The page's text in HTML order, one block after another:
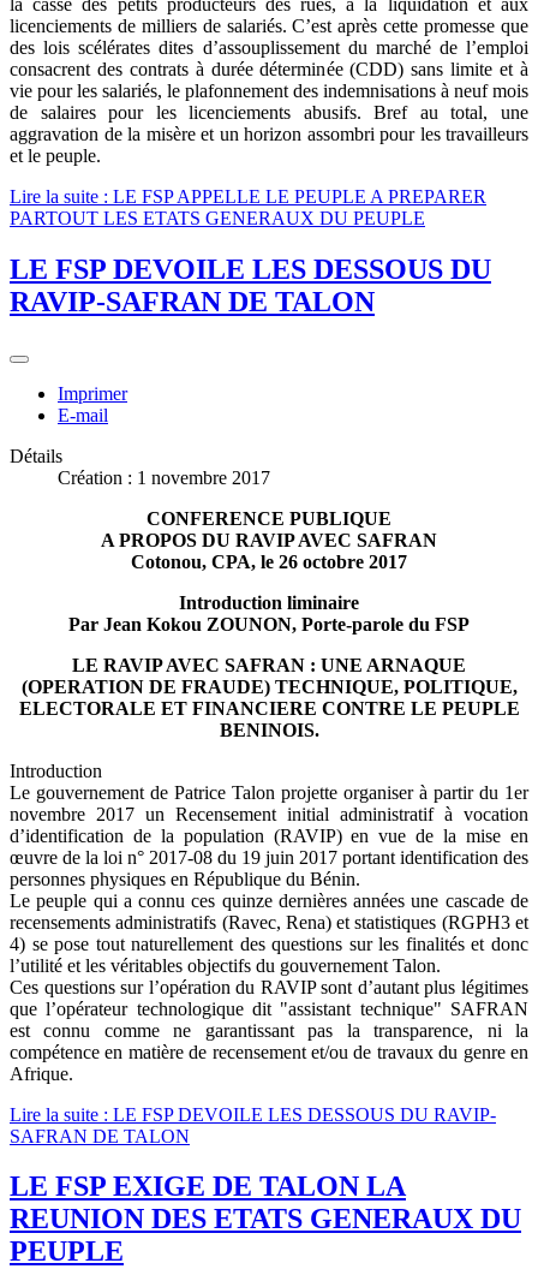
licenciements de milliers de salariés. C’est après cette promesse que
des lois scélérates dites d’assouplissement du marché de l’emploi
consacrent des contrats à durée déterminée (CDD) sans limite et à
vie pour les salariés, le plafonnement des indemnisations à neuf mois
de salaires pour les licenciements abusifs. Bref au total, une
aggravation de la misère et un horizon assombri pour les travailleurs
et le peuple.
Lire la suite : LE FSP APPELLE LE PEUPLE A PREPARER
PARTOUT LES ETATS GENERAUX DU PEUPLE
LE FSP DEVOILE LES DESSOUS DU
RAVIP-SAFRAN DE TALON
Imprimer
E-mail
Détails
Création : 1 novembre 2017
CONFERENCE PUBLIQUE
A PROPOS DU RAVIP AVEC SAFRAN
Cotonou, CPA, le 26 octobre 2017
Introduction liminaire
Par Jean Kokou ZOUNON, Porte-parole du FSP
LE RAVIP AVEC SAFRAN : UNE ARNAQUE
(OPERATION DE FRAUDE) TECHNIQUE, POLITIQUE,
ELECTORALE ET FINANCIERE CONTRE LE PEUPLE
BENINOIS.
Introduction
Le gouvernement de Patrice Talon projette organiser à partir du 1er
novembre 2017 un Recensement initial administratif à vocation
d’identification de la population (RAVIP) en vue de la mise en
œuvre de la loi n° 2017-08 du 19 juin 2017 portant identification des
personnes physiques en République du Bénin.
Le peuple qui a connu ces quinze dernières années une cascade de
recensements administratifs (Ravec, Rena) et statistiques (RGPH3 et
4) se pose tout naturellement des questions sur les finalités et donc
l’utilité et les véritables objectifs du gouvernement Talon.
Ces questions sur l’opération du RAVIP sont d’autant plus légitimes
que l’opérateur technologique dit "assistant technique" SAFRAN
est connu comme ne garantissant pas la transparence, ni la
compétence en matière de recensement et/ou de travaux du genre en
Afrique.
Lire la suite : LE FSP DEVOILE LES DESSOUS DU RAVIP-
SAFRAN DE TALON
LE FSP EXIGE DE TALON LA
REUNION DES ETATS GENERAUX DU
PEUPLE